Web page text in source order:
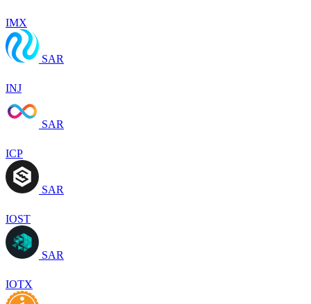
IMX
SAR
INJ
SAR
ICP
SAR
IOST
SAR
IOTX